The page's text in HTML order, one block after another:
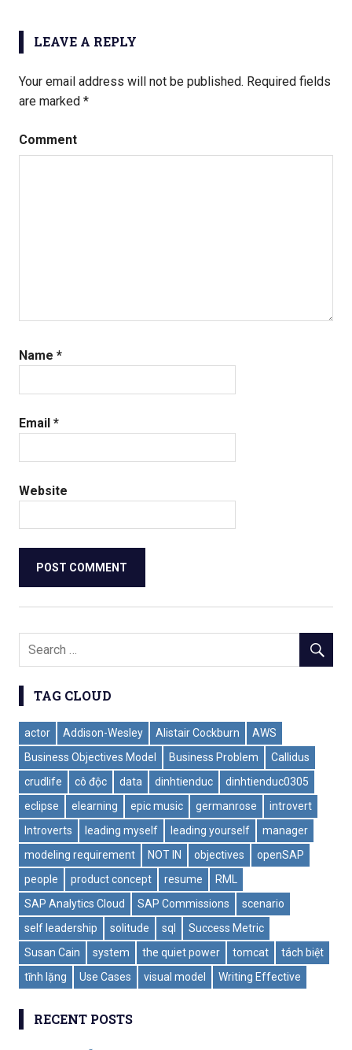
LEAVE A REPLY
Your email address will not be published. Required fields
are marked *
Comment
Name *
Email *
Website
TAG CLOUD
actor Addison-Wesley Alistair Cockburn
AWS
Business Objectives Model
Business Problem
Callidus
crudlife
cô độc data dinhtienduc
dinhtienduc0305
eclipse
elearning epic music germanrose
introvert
Introverts
leading myself leading yourself
manager
modeling requirement
NOT IN objectives
openSAP
people
product concept resume
RML
SAP Analytics Cloud
SAP Commissions
scenario
self leadership
solitude sql
Success Metric
Susan Cain
system the quiet power tomcat
tách biệt
tĩnh lặng
Use Cases visual model Writing Effective
RECENT POSTS